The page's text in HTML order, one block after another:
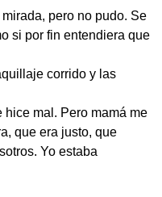
pero no pudo. Se
si por fin entendiera que
corrido y las
mal. Pero mamá me
que era justo, que
Yo estaba